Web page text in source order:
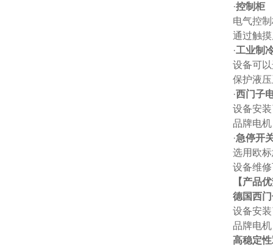
·控制柜
电气控
通过触
·工业制
设备可
保护液
·西门子
设备安
品牌电
·急停开
选用欧
设备维
【产品
德国西
设备安
品牌电
高稳定